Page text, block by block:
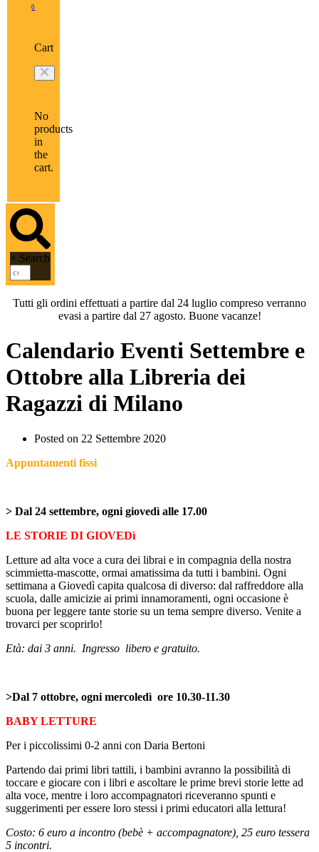
0
Cart
No
products
in
the
cart.
× Search
Tutti gli ordini effettuati a partire dal 24 luglio compreso verranno
evasi a partire dal 27 agosto. Buone vacanze!
Calendario Eventi Settembre e
Ottobre alla Libreria dei
Ragazzi di Milano
Posted on 22 Settembre 2020
Appuntamenti fissi
> Dal 24 settembre, ogni giovedì alle 17.00
LE STORIE DI GIOVEDì
Letture ad alta voce a cura dei librai e in compagnia della nostra
scimmietta-mascotte, ormai amatissima da tutti i bambini. Ogni
settimana a Giovedì capita qualcosa di diverso: dal raffreddore alla
scuola, dalle amicizie ai primi innamoramenti, ogni occasione è
buona per leggere tante storie su un tema sempre diverso. Venite a
trovarci per scoprirlo!
Età: dai 3 anni. Ingresso libero e gratuito.
>Dal 7 ottobre, ogni mercoledì ore 10.30-11.30
BABY LETTURE
Per i piccolissimi 0-2 anni con Daria Bertoni
Partendo dai primi libri tattili, i bambini avranno la possibilità di
toccare e giocare con i libri e ascoltare le prime brevi storie lette ad
alta voce, mentre i loro accompagnatori riceveranno spunti e
suggerimenti per essere loro stessi i primi educatori alla lettura!
Costo: 6 euro a incontro (bebè + accompagnatore), 25 euro tessera
5 incontri.